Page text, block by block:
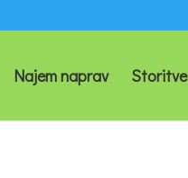
Najem naprav Storitve